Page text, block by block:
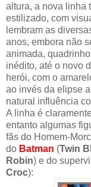
altura, a nova linha
estilizado, com
lembram as
anos, embora não
animada,
inédito, até o novo
herói, com o
ao invés da elipse
natural influência
A linha é
entanto algumas
fãs do Homem-
do Batman (Twin
Robin) e do
Croc):